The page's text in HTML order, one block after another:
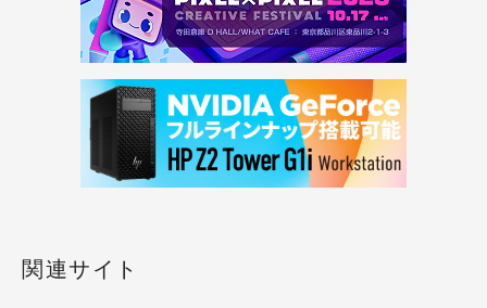
関連サイト